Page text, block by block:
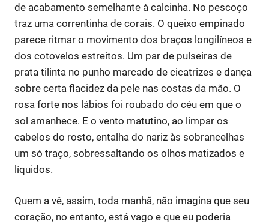
de acabamento semelhante à calcinha. No pescoço
traz uma correntinha de corais. O queixo empinado
parece ritmar o movimento dos braços longilíneos e
dos cotovelos estreitos. Um par de pulseiras de
prata tilinta no punho marcado de cicatrizes e dança
sobre certa flacidez da pele nas costas da mão. O
rosa forte nos lábios foi roubado do céu em que o
sol amanhece. E o vento matutino, ao limpar os
cabelos do rosto, entalha do nariz às sobrancelhas
um só traço, sobressaltando os olhos matizados e
líquidos.
Quem a vê, assim, toda manhã, não imagina que seu
coração, no entanto, está vago e que eu poderia